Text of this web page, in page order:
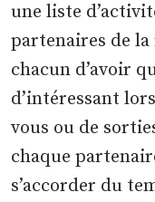
une liste
partenaires de
chacun d’avoir
d’intéressant
vous ou de
chaque
s’accorder du